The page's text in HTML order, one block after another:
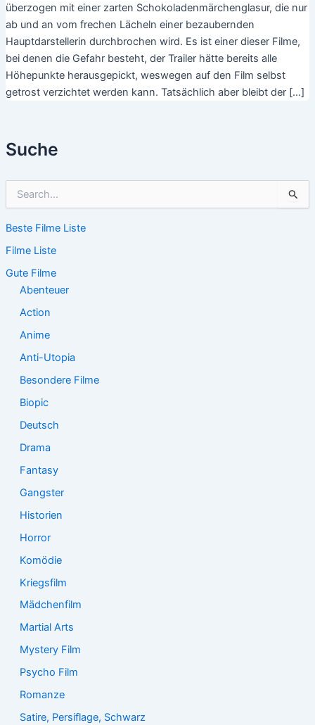
Suche
h
n
n
Beste Filme Liste
Filme Liste
Gute Filme
Abenteuer
Action
Anime
Anti-Utopia
Besondere Filme
Biopic
Deutsch
Drama
Fantasy
Gangster
Historien
Horror
Komödie
Kriegsfilm
Mädchenfilm
Martial Arts
Mystery Film
Psycho Film
Romanze
Satire, Persiflage, Schwarz
überzogen mit einer zarten Schokoladenmärchenglasur, die nur
ab und an vom frechen Lächeln einer bezaubernden
Hauptdarstellerin durchbrochen wird. Es ist einer dieser Filme,
bei denen die Gefahr besteht, der Trailer hätte bereits alle
Höhepunkte herausgepickt, weswegen auf den Film selbst
getrost verzichtet werden kann. Tatsächlich aber bleibt der […]